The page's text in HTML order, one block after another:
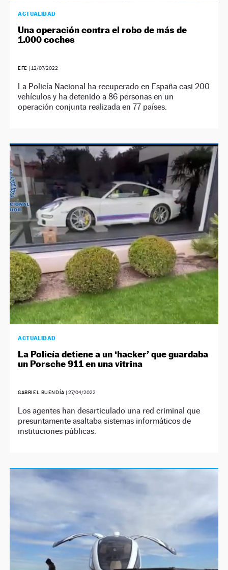
ACTUALIDAD
Una operación contra el robo de más de
1.000 coches
EFE | 12/07/2022
La Policía Nacional ha recuperado en España casi 200
vehículos y ha detenido a 86 personas en un
operación conjunta realizada en 77 países.
ACTUALIDAD
La Policía detiene a un ‘hacker’ que guardaba
un Porsche 911 en una vitrina
GABRIEL BUENDÍA | 27/04/2022
Los agentes han desarticulado una red criminal que
presuntamente asaltaba sistemas informáticos de
instituciones públicas.